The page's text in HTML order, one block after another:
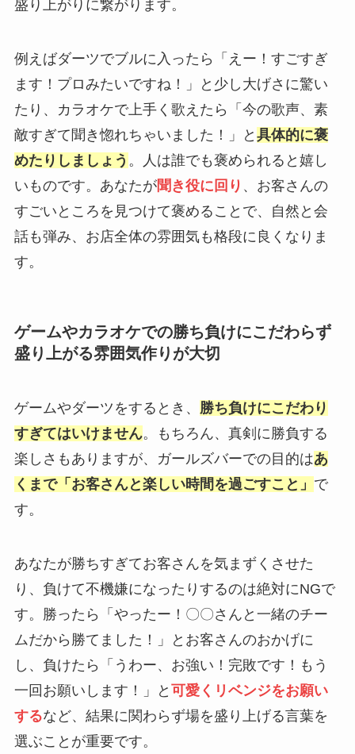
盛り上がりに繋がります。
例えばダーツでブルに入ったら「えー！すごすぎ
ます！プロみたいですね！」と少し大げさに驚い
たり、カラオケで上手く歌えたら「今の歌声、素
敵すぎて聞き惚れちゃいました！」と 具体的に褒
めたりしましょう 。人は誰でも褒められると嬉し
いものです。あなたが聞き役に回り 、お客さんの
すごいところを見つけて褒めることで、自然と会
話も弾み、お店全体の雰囲気も格段に良くなりま
す。
ゲームやカラオケでの勝ち負けにこだわらず
盛り上がる雰囲気作りが大切
ゲームやダーツをするとき、 勝ち負けにこだわり
すぎてはいけません。もちろん、真剣に勝負する
楽しさもありますが、ガールズバーでの目的はあ
くまで「お客さんと楽しい時間を過ごすこと」 で
す。
あなたが勝ちすぎてお客さんを気まずくさせた
り、負けて不機嫌になったりするのは絶対にNGで
す。勝ったら「やったー！〇〇さんと一緒のチー
ムだから勝てました！」とお客さんのおかげに
し、負けたら「うわー、お強い！完敗です！もう
一回お願いします！」と 可愛くリベンジをお願い
するなど、結果に関わらず場を盛り上げる言葉を
選ぶことが重要です。